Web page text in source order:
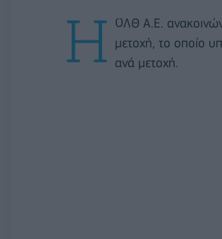
Η ΟΛΘ Α.Ε.
μετοχή, το οποίο
ανά μετοχή.